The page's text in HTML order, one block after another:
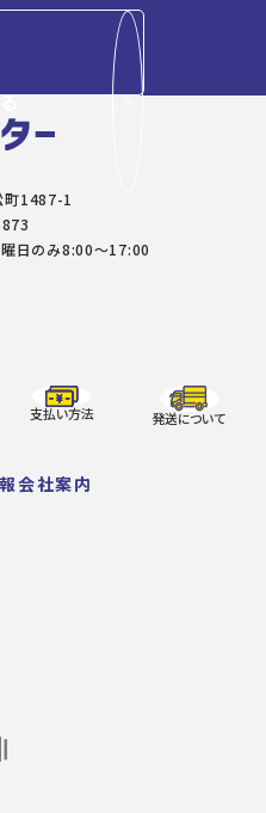
町1487-1
日のみ8:00〜17:00
支払い方法 発送について
会社案内